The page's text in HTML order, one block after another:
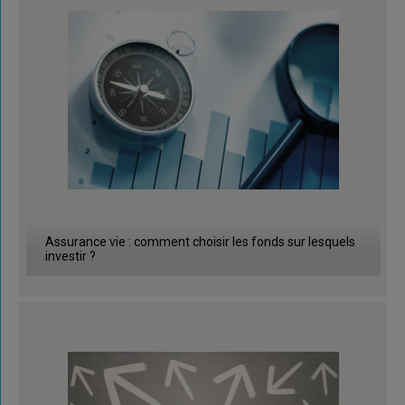
Assurance vie : comment choisir les fonds sur lesquels
investir ?